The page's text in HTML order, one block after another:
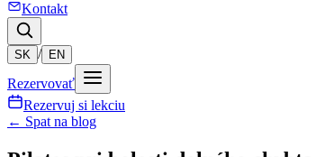
Kontakt
SK / EN
Rezervovať
Rezervuj si lekciu
← Spat na blog